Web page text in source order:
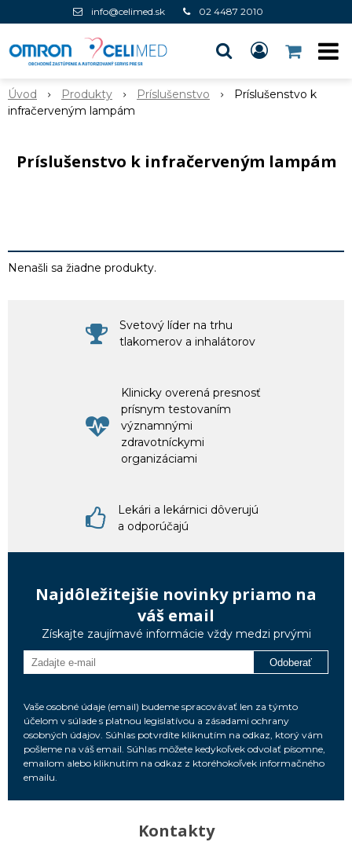
info@celimed.sk 02 4487 2010
Úvod Produkty Príslušenstvo
Príslušenstvo k
infračerveným lampám
Príslušenstvo k infračerveným lampám
Nenašli sa žiadne produkty.
Svetový líder na trhu
tlakomerov a inhalátorov
Klinicky overená presnosť
prísnym testovaním
významnými
zdravotníckymi
organizáciami
Lekári a lekárnici dôverujú
a odporúčajú
Najdôležitejšie novinky priamo na
váš email
Získajte zaujímavé informácie vždy medzi prvými
Odoberať
Vaše osobné údaje (email) budeme spracovávať len za týmto
účelom v súlade s platnou legislatívou a zásadami ochrany
osobných údajov. Súhlas potvrdíte kliknutím na odkaz, ktorý vám
pošleme na váš email. Súhlas môžete kedykoľvek odvolať písomne,
emailom alebo kliknutím na odkaz z ktoréhokoľvek informačného
emailu.
Kontakty